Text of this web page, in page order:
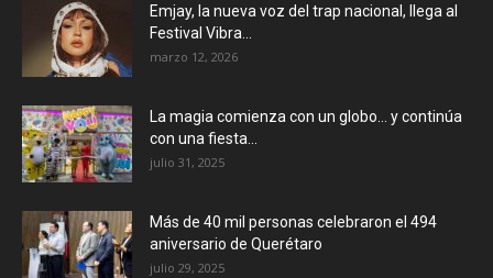
Emjay, la nueva voz del trap nacional, llega al
Festival Vibra...
marzo 12, 2026
La magia comienza con un globo… y continúa
con una fiesta...
julio 31, 2025
Más de 40 mil personas celebraron el 494
aniversario de Querétaro
julio 29, 2025